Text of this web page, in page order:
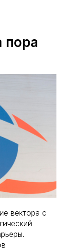
пора
вектора с